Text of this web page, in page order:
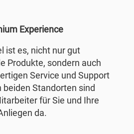
Experience
ist es, nicht nur gut
Produkte, sondern auch
Service und Support
beiden Standorten sind
für Sie und Ihre
da.